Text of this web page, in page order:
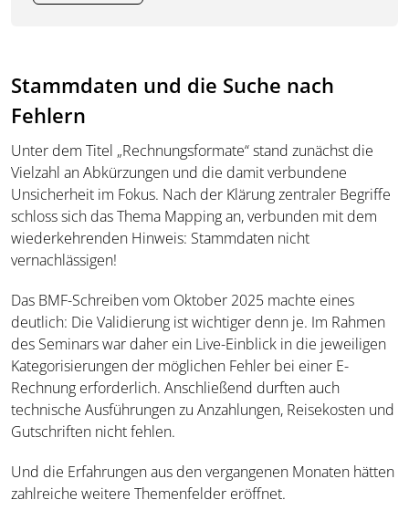
Stammdaten und die Suche nach
Fehlern
Unter dem Titel „Rechnungsformate“ stand zunächst die
Vielzahl an Abkürzungen und die damit verbundene
Unsicherheit im Fokus. Nach der Klärung zentraler Begriffe
schloss sich das Thema Mapping an, verbunden mit dem
wiederkehrenden Hinweis: Stammdaten nicht
vernachlässigen!
Das BMF-Schreiben vom Oktober 2025 machte eines
deutlich: Die Validierung ist wichtiger denn je. Im Rahmen
des Seminars war daher ein Live-Einblick in die jeweiligen
Kategorisierungen der möglichen Fehler bei einer E-
Rechnung erforderlich. Anschließend durften auch
technische Ausführungen zu Anzahlungen, Reisekosten und
Gutschriften nicht fehlen.
Und die Erfahrungen aus den vergangenen Monaten hätten
zahlreiche weitere Themenfelder eröffnet.